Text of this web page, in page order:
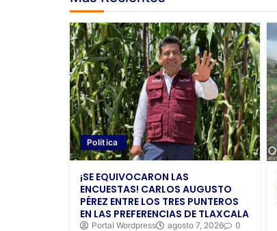
Política
¡SE EQUIVOCARON LAS
ENCUESTAS! CARLOS AUGUSTO
PÉREZ ENTRE LOS TRES PUNTEROS
EN LAS PREFERENCIAS DE TLAXCALA
Portal Wordpress agosto 7, 2026 0